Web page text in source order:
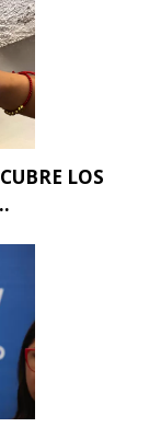
LOS